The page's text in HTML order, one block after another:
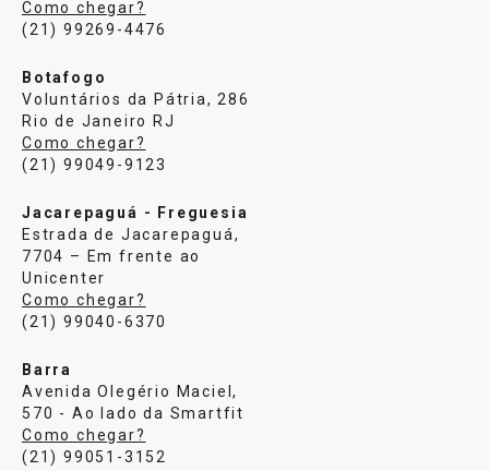
Como chegar?
(21) 99269-4476
Botafogo
Voluntários da Pátria, 286
Rio de Janeiro RJ
Como chegar?
(21) 99049-9123
Jacarepaguá - Freguesia
Estrada de Jacarepaguá,
7704 – Em frente ao
Unicenter
Como chegar?
(21) 99040-6370
Barra
Avenida Olegério Maciel,
570 - Ao lado da Smartfit
Como chegar?
(21) 99051-3152